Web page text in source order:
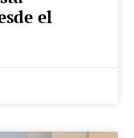
el